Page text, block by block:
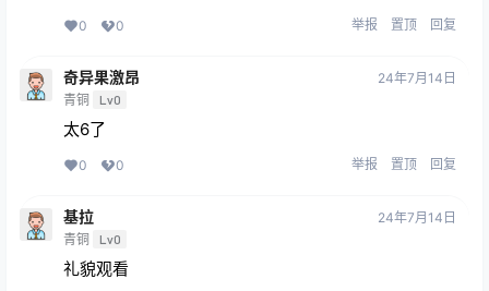
0 0 举报 置顶 回复
奇异果激昂
青铜 Lv0
24年7月14日
太6了
0 0 举报 置顶 回复
基拉
青铜 Lv0
24年7月14日
礼貌观看